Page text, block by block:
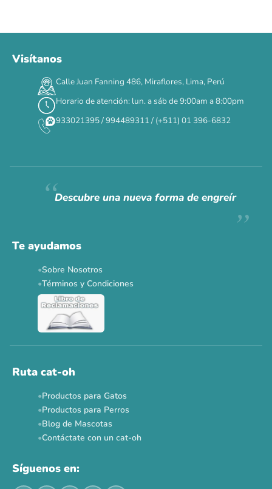
DÍAS HORAS MIN SEG
✕
Siempre fuimosraros.
Ver todas las promos 🐾
Visítanos
Calle Juan Fanning 486, Miraflores, Lima, Perú
Horario de atención: lun. a sáb de 9:00am a 8:00pm
933021395 / 994489311 / (+511) 01 396-6832
Descubre una nueva forma de engreír
Te ayudamos
Sobre Nosotros
Términos y Condiciones
Ruta cat-oh
Productos para Gatos
Productos para Perros
Blog de Mascotas
Contáctate con un cat-oh
Síguenos en: